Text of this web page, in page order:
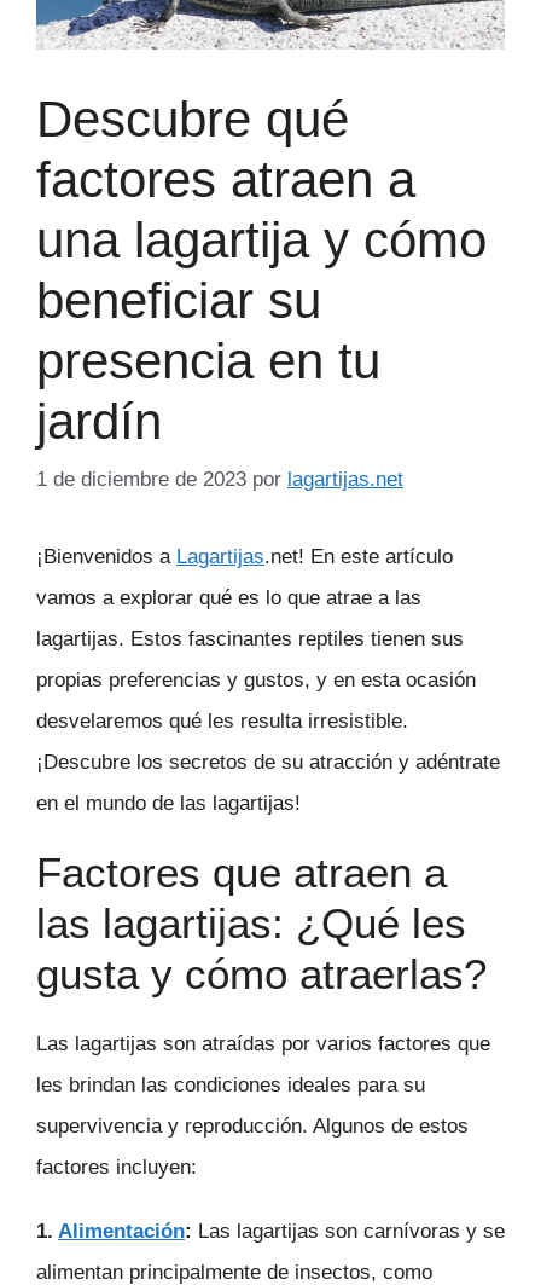
Descubre qué
factores atraen a
una lagartija y cómo
beneficiar su
presencia en tu
jardín
1 de diciembre de 2023 por lagartijas.net
¡Bienvenidos a Lagartijas.net! En este artículo
vamos a explorar qué es lo que atrae a las
lagartijas. Estos fascinantes reptiles tienen sus
propias preferencias y gustos, y en esta ocasión
desvelaremos qué les resulta irresistible.
¡Descubre los secretos de su atracción y adéntrate
en el mundo de las lagartijas!
Factores que atraen a
las lagartijas: ¿Qué les
gusta y cómo atraerlas?
Las lagartijas son atraídas por varios factores que
les brindan las condiciones ideales para su
supervivencia y reproducción. Algunos de estos
factores incluyen:
1. Alimentación: Las lagartijas son carnívoras y se
alimentan principalmente de insectos, como